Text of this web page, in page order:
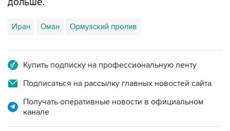
Иран Оман
Подписаться на рассылку главных новостей сайта
Получать оперативные новости в официальном
НОВОСТИ ПО ТЕМЕ